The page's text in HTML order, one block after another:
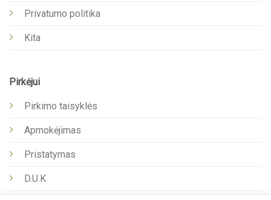
Privatumo politika
Kita
Pirkėjui
Pirkimo taisyklės
Apmokėjimas
Pristatymas
D.U.K